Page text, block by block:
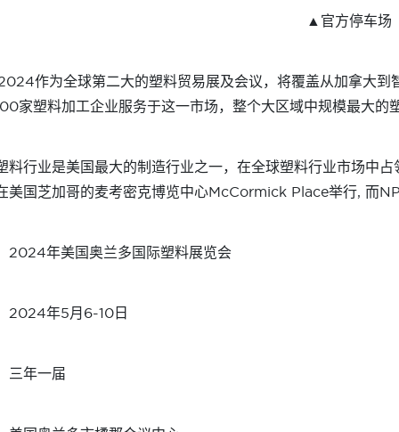
▲官方停车场
作为全球第二大的塑料贸易展及会议，将覆盖从加拿大
家塑料加工企业服务于这一市场，整个大区域中规模最大的
料行业是美国最大的制造行业之一，在全球塑料行业市场中
美国芝加哥的麦考密克博览中心McCormick Place举行, 而
2024年美国奥兰多国际塑料展览会
2024年5月6-10日
三年一届